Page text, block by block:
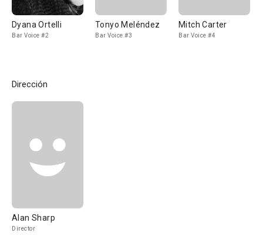
Dyana Ortelli
Bar Voice #2
Tonyo Meléndez
Bar Voice #3
Mitch Carter
Bar Voice #4
Dirección
Alan Sharp
Director